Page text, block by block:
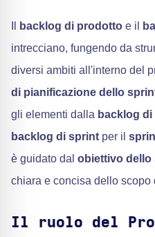
backlog di prodotto e il
intrecciano, fungendo da
diversi ambiti all'interno del
di pianificazione dello
gli elementi dalla backlog
backlog di sprint per il
è guidato dal obiettivo dello
chiara e concisa dello scopo
Il ruolo del